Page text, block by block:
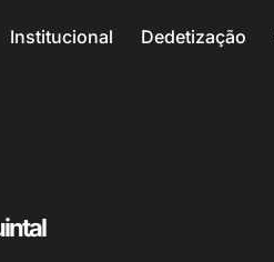
Institucional Dedetização